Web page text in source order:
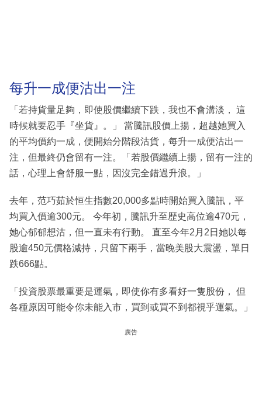
每升一成便沽出一注
「若持貨量足夠，即使股價繼續下跌，我也不會溝淡， 這
時候就要忍手『坐貨』。」 當騰訊股價上揚，超越她買入
的平均價約一成，便開始分階段沽貨，每升一成便沽出一
注，但最終仍會留有一注。「若股價繼續上揚，留有一注的
話，心理上會舒服一點，因沒完全錯過升浪。」
去年，范巧茹於恒生指數20,000多點時開始買入騰訊，平
均買入價逾300元。 今年初，騰訊升至歴史高位逾470元，
她心郁郁想沽，但一直未有行動。 直至今年2月2日她以每
股逾450元價格減持，只留下兩手，當晚美股大震盪，單日
跌666點。
「投資股票最重要是運氣，即使你有多看好一隻股份， 但
各種原因可能令你未能入市，買到或買不到都視乎運氣。」
廣告